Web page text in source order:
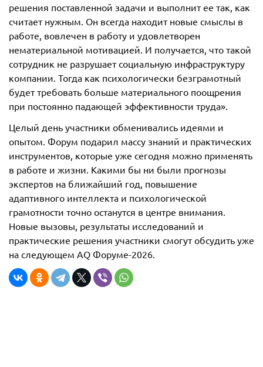
решения поставленной задачи и выполнит ее так, как
считает нужным. Он всегда находит новые смыслы в
работе, вовлечен в работу и удовлетворен
нематериальной мотивацией. И получается, что такой
сотрудник не разрушает социальную инфраструктуру
компании. Тогда как психологически безграмотный
будет требовать больше материального поощрения
при постоянно падающей эффективности труда».
Целый день участники обменивались идеями и
опытом. Форум подарил массу знаний и практических
инструментов, которые уже сегодня можно применять
в работе и жизни. Какими бы ни были прогнозы
экспертов на ближайший год, повышение
адаптивного интеллекта и психологической
грамотности точно останутся в центре внимания.
Новые вызовы, результаты исследований и
практические решения участники смогут обсудить уже
на следующем AQ Форуме-2026.